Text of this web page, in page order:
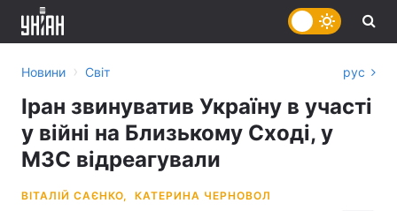
Новини › Світ рус
Іран звинуватив Україну в участі
у війні на Близькому Сході, у
МЗС відреагували
ВІТАЛІЙ САЄНКО, КАТЕРИНА ЧЕРНОВОЛ